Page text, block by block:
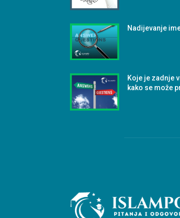
Nadijevanje
Koje je zadnje
kako se može